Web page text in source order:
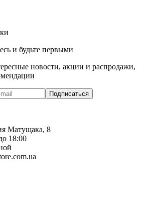
и будьте первыми
новости, акции и распродажи,
Подписаться
Матущака, 8
18:00